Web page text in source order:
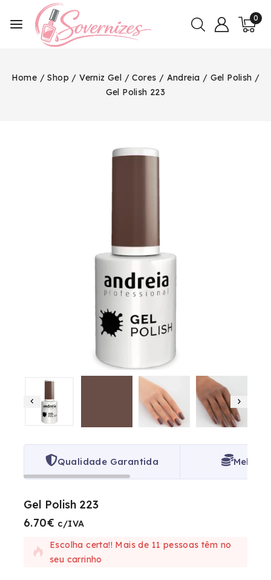
0
Home / Shop / Verniz Gel / Cores / Andreia / Gel Polish /
Gel Polish 223
Qualidade Garantida Melhor
Gel Polish 223
6.70€ c/IVA
7 produtos vendidos na última 1 hora
Escolha certa!! Mais de 11 pessoas têm no
seu carrinho